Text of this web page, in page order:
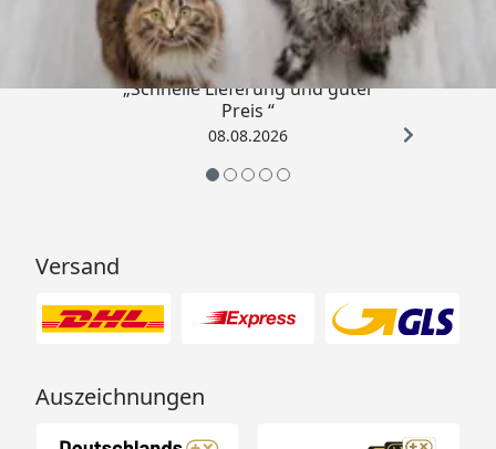
4,73/ 5
„Schnelle Lieferung und guter
Preis “
08.08.2026
Versand
Auszeichnungen